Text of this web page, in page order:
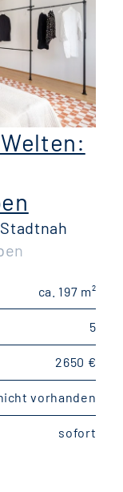
ca. 197 m²
5
2650 €
vorhanden
sofort